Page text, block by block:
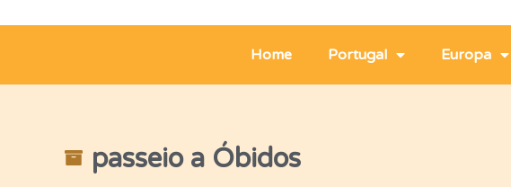
Home Portugal Europa
passeio a Óbidos